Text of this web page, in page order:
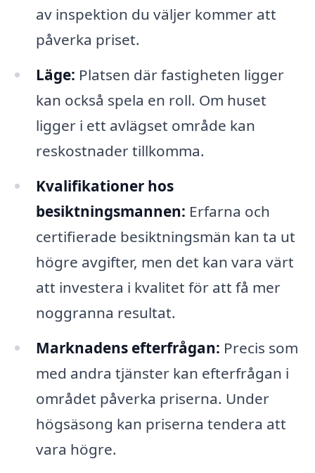
av inspektion du väljer kommer att
påverka priset.
Läge: Platsen där fastigheten ligger
kan också spela en roll. Om huset
ligger i ett avlägset område kan
reskostnader tillkomma.
Kvalifikationer hos
besiktningsmannen: Erfarna och
certifierade besiktningsmän kan ta ut
högre avgifter, men det kan vara värt
att investera i kvalitet för att få mer
noggranna resultat.
Marknadens efterfrågan: Precis som
med andra tjänster kan efterfrågan i
området påverka priserna. Under
högsäsong kan priserna tendera att
vara högre.